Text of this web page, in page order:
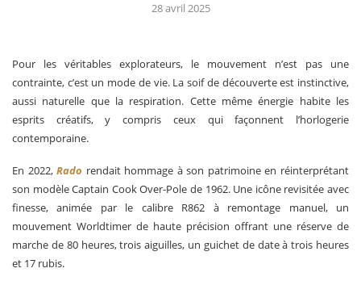
28 avril 2025
Pour les véritables explorateurs, le mouvement n’est pas une
contrainte, c’est un mode de vie. La soif de découverte est instinctive,
aussi naturelle que la respiration. Cette même énergie habite les
esprits créatifs, y compris ceux qui façonnent l’horlogerie
contemporaine.
En 2022,Rado rendait hommage à son patrimoine en réinterprétant
son modèle Captain Cook Over-Pole de 1962. Une icône revisitée avec
finesse, animée par le calibre R862 à remontage manuel, un
mouvement Worldtimer de haute précision offrant une réserve de
marche de 80 heures, trois aiguilles, un guichet de date à trois heures
et 17 rubis.